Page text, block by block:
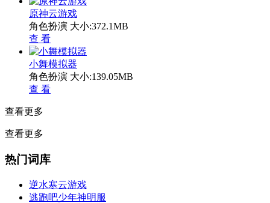
原神云游戏
角色扮演 大小:372.1MB
查 看
小舞模拟器
角色扮演 大小:139.05MB
查 看
查看更多
查看更多
热门词库
逆水寒云游戏
逃跑吧少年神明服